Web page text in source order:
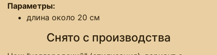
Параметры:
длина около 20 см
Снято с производства